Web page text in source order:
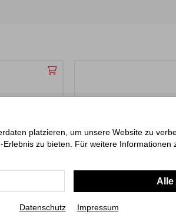
platzieren, um unsere Website zu
zu bieten. Für weitere Informationen
Alle
Datenschutz Impressum